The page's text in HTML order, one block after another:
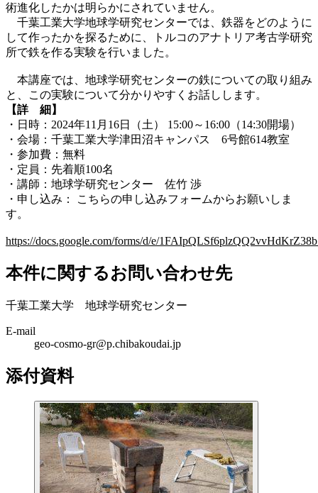
術進化したかは明らかにされていません。
千葉工業大学地球学研究センターでは、鉄器をどのように
して作ったかを探るために、トルコのアナトリア考古学研究
所で鉄を作る実験を行いました。
本講座では、地球学研究センターの鉄についての取り組み
と、この実験について分かりやすくお話しします。
【詳 細】
・日時：2024年11月16日（土） 15:00～16:00（14:30開場）
・会場：千葉工業大学津田沼キャンパス 6号館614教室
・参加費：無料
・定員：先着順100名
・講師：地球学研究センター 佐竹 渉
・申し込み： こちらの申し込みフォームからお願いしま
す。
https://docs.google.com/forms/d/e/
本件に関するお問い合わせ先
千葉工業大学 地球学研究センター
E-mail
geo-cosmo-gr@p.chibakoudai.jp
添付資料